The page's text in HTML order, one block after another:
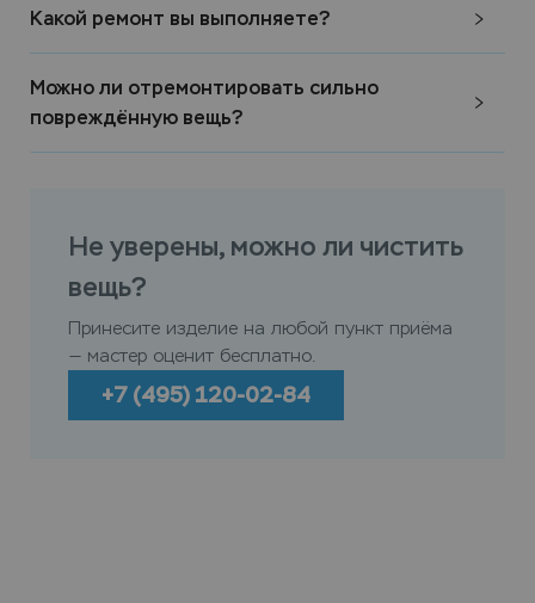
Какой ремонт вы выполняете?
Можно ли отремонтировать сильно
повреждённую вещь?
Не уверены, можно ли чистить
вещь?
Принесите изделие на любой пункт приёма
— мастер оценит бесплатно.
+7 (495) 120-02-84